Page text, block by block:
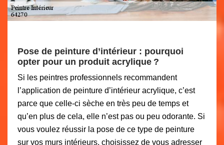
Pose de peinture d’intérieur : pourquoi
opter pour un produit acrylique ?
Si les peintres professionnels recommandent
l’application de peinture d’intérieur acrylique, c’est
parce que celle-ci sèche en très peu de temps et
qu’en plus de cela, elle n’est pas ou peu odorante. Si
vous voulez réussir la pose de ce type de peinture
sur vos murs intérieurs, choisissez de vous adresser